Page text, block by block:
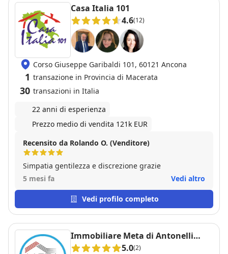
Casa Italia 101
4.6(12)
Corso Giuseppe Garibaldi 101, 60121 Ancona
1 transazione in Provincia di Macerata
30 transazioni in Italia
22 anni di esperienza
Prezzo medio di vendita 121k EUR
Recensito da Rolando O. (Venditore)
Simpatia gentilezza e discrezione grazie
5 mesi fa
Vedi altro
Vedi profilo completo
Immobiliare Meta di Antonelli
Giuseppe
5.0(2)